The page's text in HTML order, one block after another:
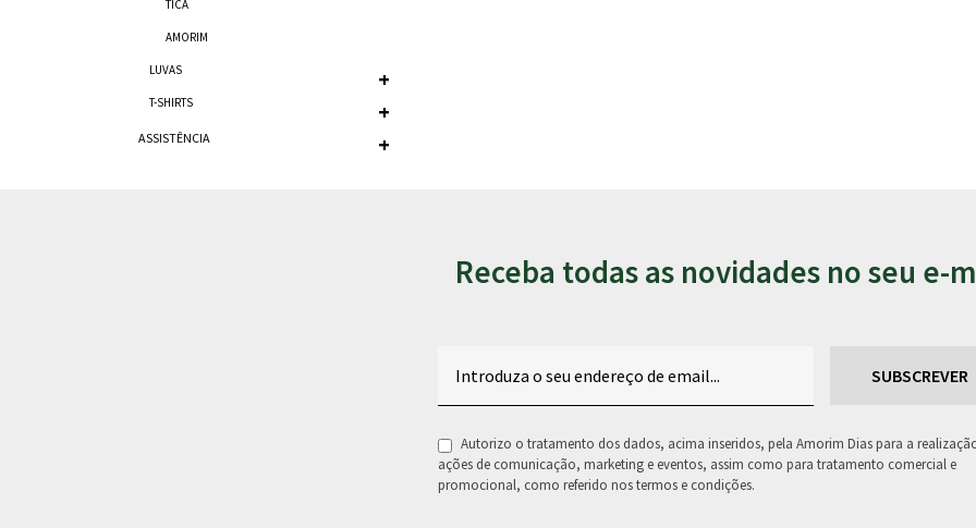
TICA
AMORIM
LUVAS
T-SHIRTS
ASSISTÊNCIA
Receba todas as novidades no seu e-
RGPDAutorizo o tratamento dos dados, acima inseridos, pela Amorim Dias para a
ações de comunicação, marketing e eventos, assim como para tratamento comercial e
promocional, como referido nos termos e condições.